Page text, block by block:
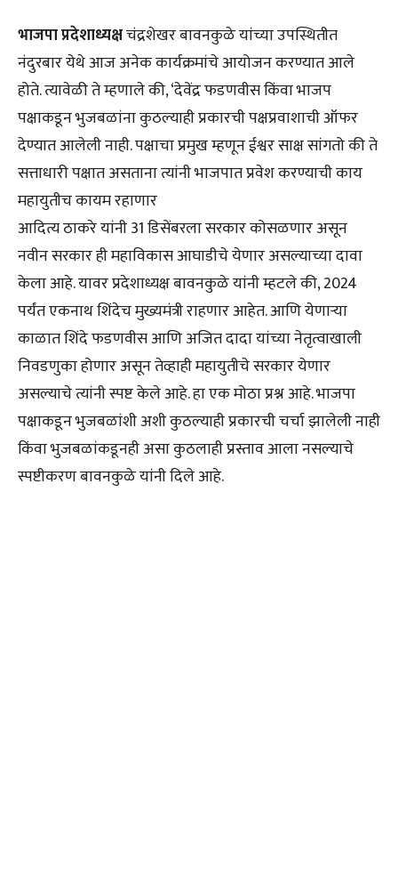
भाजपा प्रदेशाध्यक्षचंद्रशेखर बावनकुळे यांच्या उपस्थितीत
नंदुरबार येथे आज अनेक कार्यक्रमांचे आयोजन करण्यात आले
होते. त्यावेळी ते म्हणाले की, ‘देवेंद्र फडणवीस किंवा भाजप
पक्षाकडून भुजबळांना कुठल्याही प्रकारची पक्षप्रवाशाची ऑफर
देण्यात आलेली नाही. पक्षाचा प्रमुख म्हणून ईश्वर साक्ष सांगतो की ते
सत्ताधारी पक्षात असताना त्यांनी भाजपात प्रवेश करण्याची काय
महायुतीच कायम रहाणार
आदित्य ठाकरे यांनी 31 डिसेंबरला सरकार कोसळणार असून
नवीन सरकार ही महाविकास आघाडीचे येणार असल्याच्या दावा
केला आहे. यावर प्रदेशाध्यक्ष बावनकुळे यांनी म्हटले की, 2024
पर्यंत एकनाथ शिंदेच मुख्यमंत्री राहणार आहेत. आणि येणाऱ्या
काळात शिंदे फडणवीस आणि अजित दादा यांच्या नेतृत्वाखाली
निवडणुका होणार असून तेव्हाही महायुतीचे सरकार येणार
असल्याचे त्यांनी स्पष्ट केले आहे. हा एक मोठा प्रश्न आहे. भाजपा
पक्षाकडून भुजबळांशी अशी कुठल्याही प्रकारची चर्चा झालेली नाही
किंवा भुजबळांकडूनही असा कुठलाही प्रस्ताव आला नसल्याचे
स्पष्टीकरण बावनकुळे यांनी दिले आहे.